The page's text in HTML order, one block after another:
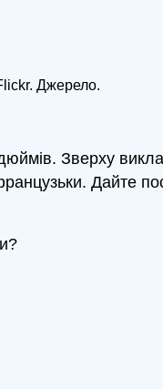
Джерело.
Зверху
Дайте